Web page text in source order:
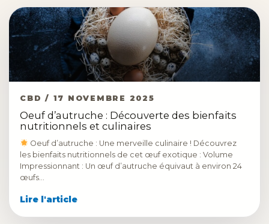
CBD / 17 NOVEMBRE 2025
Oeuf d’autruche : Découverte des bienfaits
nutritionnels et culinaires
Oeuf d’autruche : Une merveille culinaire ! Découvrez
les bienfaits nutritionnels de cet œuf exotique : Volume
Impressionnant : Un œuf d’autruche équivaut à environ 24
œufs…
Lire l'article